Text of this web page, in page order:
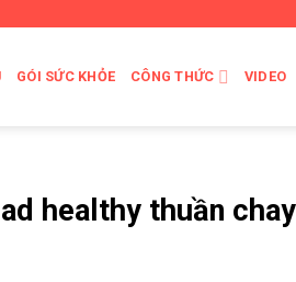
GÓI SỨC KHỎE CÔNG THỨC VIDEO
healthy thuần chay